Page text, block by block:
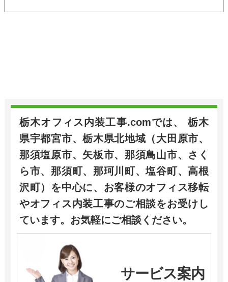
栃木オフィス内装工事.comでは、 栃木
県宇都宮市、栃木県北地域（大田原市、
那須塩原市、矢板市、那須鳥山市、さく
ら市、那須町、那珂川町、塩谷町、高根
沢町）を中心に、お客様のオフィス移転
やオフィス内装工事のご相談をお受けし
ています。お気軽にご相談ください。
サービス案内